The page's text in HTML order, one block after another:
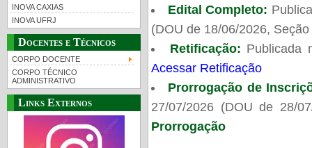
INOVA CAXIAS
INOVA UFRJ
Docentes e Técnicos
CORPO DOCENTE
CORPO TÉCNICO
ADMINISTRATIVO
Links Externos
Edital Completo:
(DOU de 18/06/2026,
Retificação: Publicada
Acessar Retificação
Prorrogação de
27/07/2026 (DOU de 28/
Prorrogação